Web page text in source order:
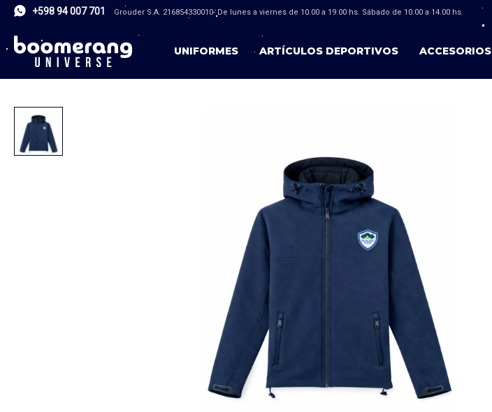
UNIFORMES ARTÍCULOS DEPORTIVOS ACCESORIOS
+598 94 007 701 Grouder S.A. 216854330010- De lunes a viernes de 10.00 a 19.00 hs. Sábado de 10.00 a 14.00 hs.